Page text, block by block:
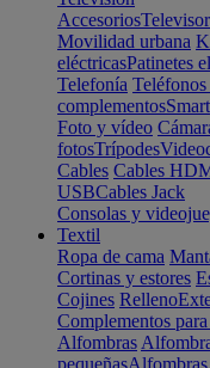
Accesorios
Movilidad urbana
eléctricasPatinetes
Telefonía
complementos
Foto y vídeo
fotosTrípodes
Cables Cables
USBCables Jack
Consolas y
Textil
Ropa de cama
Cortinas y estores
Cojines Relleno
Complementos
Alfombras
pequeñasAlfombras